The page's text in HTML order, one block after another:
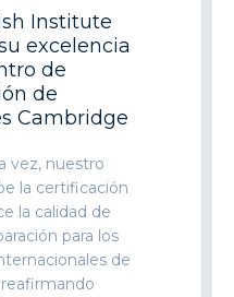
Institute
excelencia
de
de
Cambridge
vez, nuestro
la certificación
la calidad de
para los
de